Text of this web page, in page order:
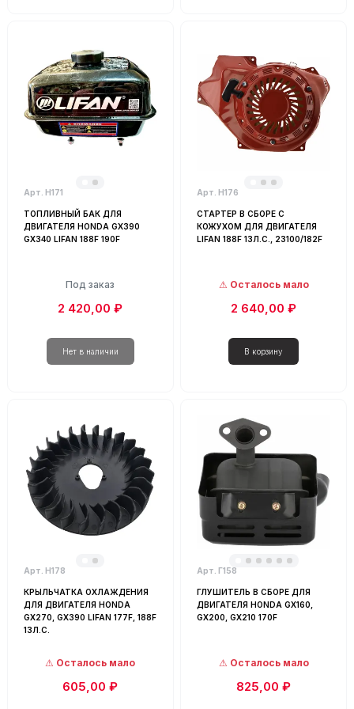
Картер для бензинового двигателя
Кожух для бензинового двигателя
Крыльчатка для бензинового двигателя
Поршневая группа для бензинового двигателя
Сальник для бензинового двигателя
Топливные насосы (ТНВД) для дизельных двигателей
Щуп масляный для бензинового двигателя
Арт. Н171
ТОПЛИВНЫЙ БАК ДЛЯ
ДВИГАТЕЛЯ HONDA GX390
GX340 LIFAN 188F 190F
Под заказ
2 420,00 ₽
Арт. Н176
СТАРТЕР В СБОРЕ С
КОЖУХОМ ДЛЯ ДВИГАТЕЛЯ
LIFAN 188F 13Л.С., 23100/182F
Осталось мало
2 640,00 ₽
Арт. Н178
КРЫЛЬЧАТКА ОХЛАЖДЕНИЯ
ДЛЯ ДВИГАТЕЛЯ HONDA
GX270, GX390 LIFAN 177F, 188F
13Л.С.
Осталось мало
605,00 ₽
Арт. Г158
ГЛУШИТЕЛЬ В СБОРЕ ДЛЯ
ДВИГАТЕЛЯ HONDA GX160,
GX200, GX210 170F
Осталось мало
825,00 ₽